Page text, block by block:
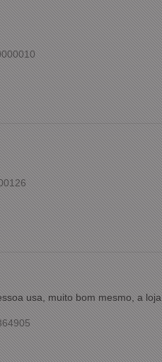
usa, muito bom mesmo, a loja